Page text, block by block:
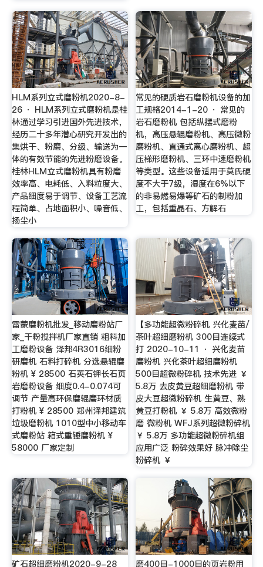
HLM系列立式磨粉机2020-8-
26 · HLM系列立式磨粉机是桂
林通过学习引进国外先进技术，
经历二十多年潜心研究开发出的
集烘干、粉磨、分级、输送为一
体的有效节能的先进粉磨设备。
桂林HLM立式磨粉机具有粉磨
效率高、电耗低、入料粒度大、
产品细度易于调节、设备工艺流
程简单、占地面积小、噪音低、
扬尘小
常见的硬质岩石磨粉机设备的加
工规格2014-1-20 · 常见的
岩石磨粉机 包括纵摆式磨粉
机，高压悬辊磨粉机、高压微粉
磨粉机、直通式离心磨粉机、超
压梯形磨粉机、三环中速磨粉机
等类型。这些设备适用于莫氏硬
度不大于7级，湿度在6%以下
的非易燃易爆等矿石的制粉加
工，包括重晶石、方解石
雷蒙磨粉机批发_移动磨粉站厂
家_干粉搅拌机厂家直销 粗料加
工磨粉设备 泽邦4R3016细粉
研磨机 石料打碎机 分选悬辊磨
粉机 ¥ 28500 石英石钾长石页
岩磨粉设备 细度0.4-0.074可
调节 产量高环保磨辊磨环材质
打粉机 ¥ 28500 郑州泽邦建筑
垃圾磨粉机 1010型中小移动车
式磨粉站 箱式重锤磨粉机 ¥
58000 厂家定制
【多功能超微粉碎机 兴化麦苗/
茶叶超细磨粉机 300目连续式
打 2020-10-11 · 兴化麦苗
磨粉机 兴化茶叶超细磨粉机
500目超微粉碎机 技术先进 ￥
5.8万 去皮黄豆超细磨粉机 带
皮大豆超微粉碎机 生黄豆、熟
黄豆打粉机 ￥ 5.8万 高效微粉
磨 微粉机 WFJ系列超微粉碎机
￥ 5.8万 多功能超微粉碎机组
应用广泛 粉碎效果好 脉冲除尘
粉碎机 ￥
矿石超细磨粉机2020-9-28 磨400目-1000目的页岩粉用